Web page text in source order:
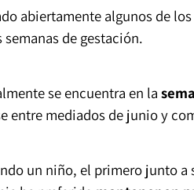
abiertamente algunos de los
de gestación.
se encuentra en la
entre mediados de junio y
un niño, el primero junto a